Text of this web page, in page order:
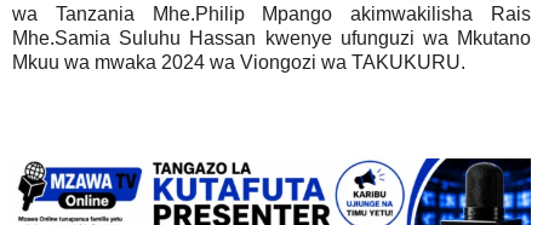
wa Tanzania Mhe.Philip Mpango akimwakilisha Rais
Mhe.Samia Suluhu Hassan kwenye ufunguzi wa Mkutano
Mkuu wa mwaka 2024 wa Viongozi wa TAKUKURU.